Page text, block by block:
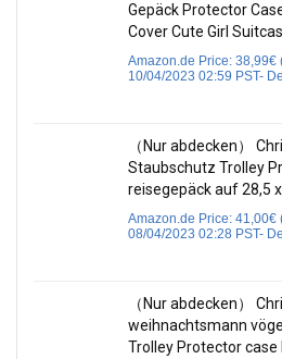
Gepäck Protector
Cover Cute Girl
Amazon.de Price: 38,99€
10/04/2023 02:59 PST-
（Nur abdecken）
Staubschutz Trolley
reisegepäck auf 28,5
Amazon.de Price: 41,00€
08/04/2023 02:28 PST-
（Nur abdecken）
weihnachtsmann
Trolley Protector